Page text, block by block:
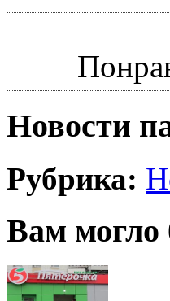
Новости
Рубрика:
Вам могло